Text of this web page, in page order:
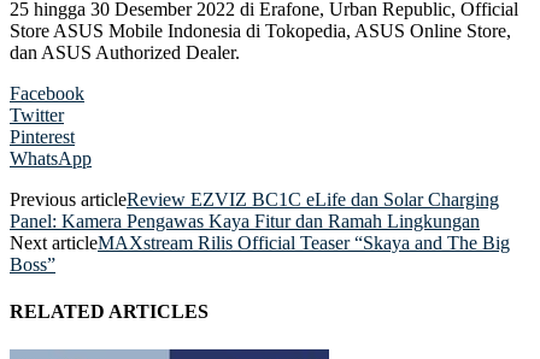
25 hingga 30 Desember 2022 di Erafone, Urban Republic, Official
Store ASUS Mobile Indonesia di Tokopedia, ASUS Online Store,
dan ASUS Authorized Dealer.
Facebook
Twitter
Pinterest
WhatsApp
Previous articleReview EZVIZ BC1C eLife dan Solar Charging
Panel: Kamera Pengawas Kaya Fitur dan Ramah Lingkungan
Next articleMAXstream Rilis Official Teaser “Skaya and The Big
Boss”
RELATED ARTICLES